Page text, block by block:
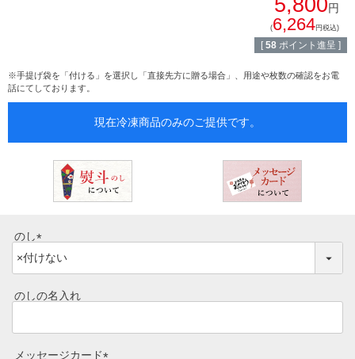
マイページ
食べ方レシピ
ステーキ
みそ漬け
レトルトカレー
目録ギフト
手造りタレ
5,800円
(6,264円税込)
[ 58 ポイント進呈 ]
※手提げ袋を「付ける」を選択し「直接先方に贈る場合」、用途や枚数の確認をお電
話にてしております。
現在冷凍商品のみのご提供です。
のし
(
必
須
のしの名入れ
メッセージカード